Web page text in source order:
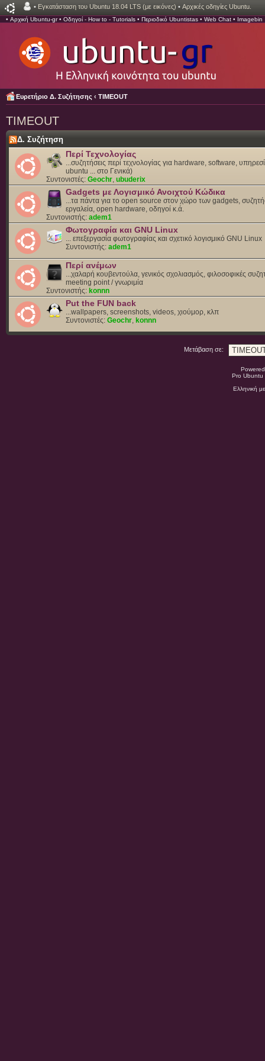
• Εγκατάσταση του Ubuntu 18.04 LTS (με εικόνες) • Αρχικές οδηγίες Ubuntu.
• Αρχική Ubuntu-gr• Οδηγοί - How to - Tutorials • Περιοδικό Ubuntistas • Web Chat • Imagebin
Ευρετήριο Δ. Συζήτησης ‹ TIMEOUT
TIMEOUT
Δ. Συζήτηση
Περί Τεχνολογίας
...συζητήσεις περί τεχνολογίας για hardware, software,
ubuntu ... στο Γενικά)
Συντονιστές: Geochr, ubuderix
Gadgets με Λογισμικό Ανοιχτού Κώδικα
...τα πάντα για το open source στον χώρο των gadgets,
εργαλεία, open hardware, οδηγοί κ.ά.
Συντονιστής: adem1
Φωτογραφία και GNU Linux
... επεξεργασία φωτογραφίας και σχετικό λογισμικό GNU Linux
Συντονιστής: adem1
Περί ανέμων
...χαλαρή κουβεντούλα, γενικός σχολιασμός, φιλοσοφικές
meeting point / γνωριμία
Συντονιστής: konnn
Put the FUN back
...wallpapers, screenshots, videos, χιούμορ, κλπ
Συντονιστές: Geochr, konnn
Μετάβαση σε:
Pro
Ελληνική